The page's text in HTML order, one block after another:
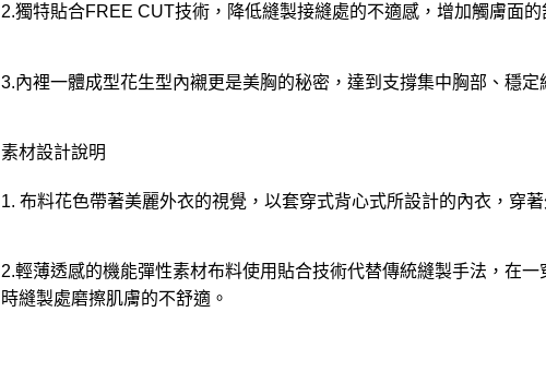
2.獨特貼合FREE CUT技術，降低縫製接縫處的不適感，增加觸膚面的
3.內裡一體成型花生型內襯更是美胸的秘密，達到支撐集中胸部、穩定
素材設計說明
1. 布料花色帶著美麗外衣的視覺，以套穿式背心式所設計的內衣，穿
2.輕薄透感的機能彈性素材布料使用貼合技術代替傳統縫製手法，在
時縫製處磨擦肌膚的不舒適。